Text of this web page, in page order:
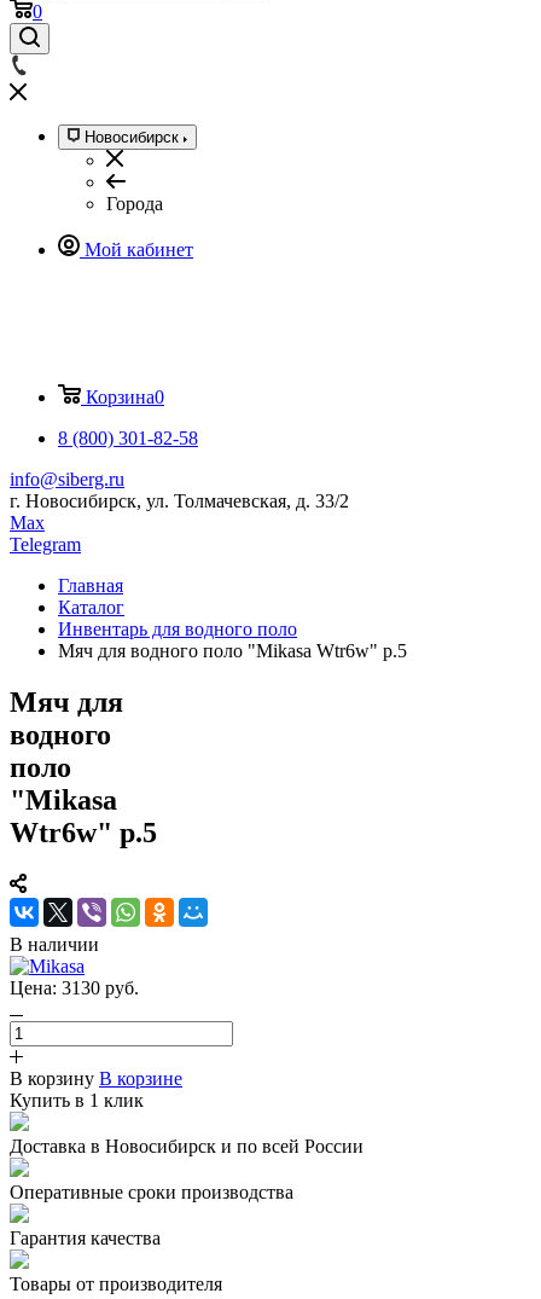
0
Новосибирск
Города
Мой кабинет
Корзина0
8 (800) 301-82-58
info@siberg.ru
г. Новосибирск, ул. Толмачевская, д. 33/2
Max
Telegram
Главная
Каталог
Инвентарь для водного поло
Мяч для водного поло "Mikasa Wtr6w" р.5
Мяч для
водного
поло
"Mikasa
Wtr6w" р.5
В наличии
Цена: 3130 руб.
В корзину В корзине
Купить в 1 клик
Доставка в Новосибирск и по всей России
Оперативные сроки производства
Гарантия качества
Товары от производителя